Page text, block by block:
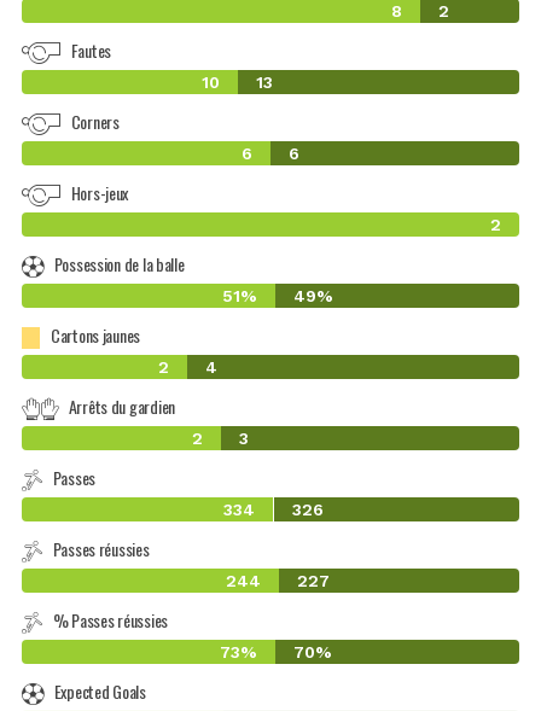
8 2
Fautes
10 13
Corners
6 6
Hors-jeux
2
Possession de la balle
51% 49%
Cartons jaunes
2 4
Arrêts du gardien
2 3
Passes
334 326
Passes réussies
244 227
% Passes réussies
73% 70%
Expected Goals